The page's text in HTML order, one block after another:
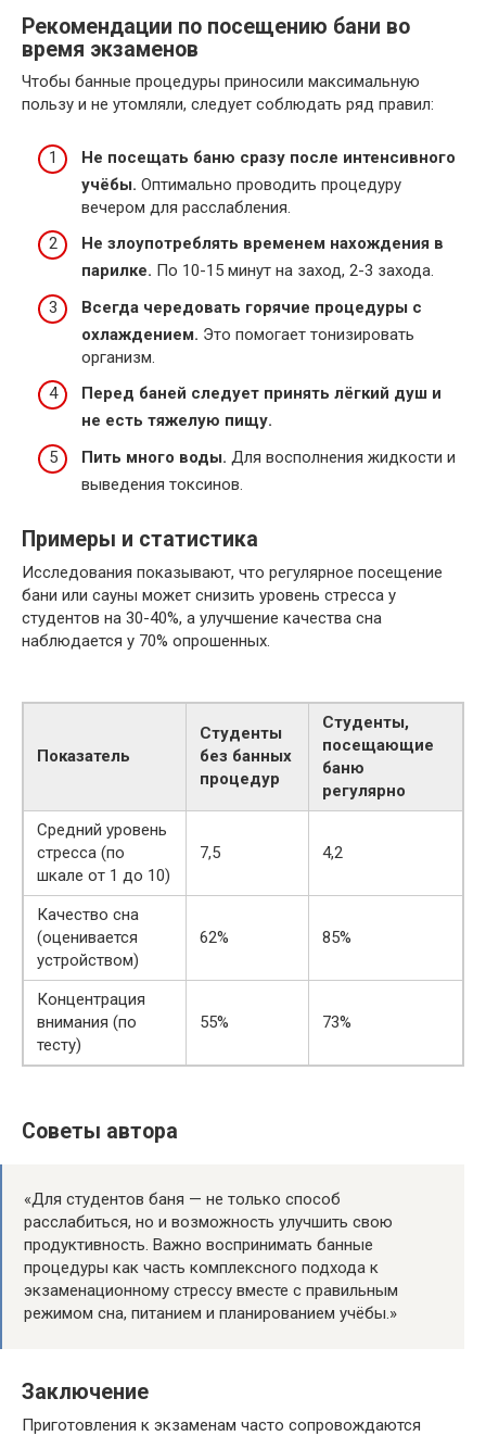
Рекомендации по посещению бани во
время экзаменов
Чтобы банные процедуры приносили максимальную
пользу и не утомляли, следует соблюдать ряд правил:
Не посещать баню сразу после интенсивного
учёбы. Оптимально проводить процедуру
вечером для расслабления.
Не злоупотреблять временем нахождения в
парилке. По 10-15 минут на заход, 2-3 захода.
Всегда чередовать горячие процедуры с
охлаждением. Это помогает тонизировать
организм.
Перед баней следует принять лёгкий душ и
не есть тяжелую пищу.
Пить много воды. Для восполнения жидкости и
выведения токсинов.
Примеры и статистика
Исследования показывают, что регулярное посещение
бани или сауны может снизить уровень стресса у
студентов на 30-40%, а улучшение качества сна
наблюдается у 70% опрошенных.
Показатель
Студенты
без банных
процедур
Студенты,
посещающие
баню
регулярно
Средний уровень
стресса (по
шкале от 1 до 10)
7,5 4,2
Качество сна
(оценивается
устройством)
62% 85%
Концентрация
внимания (по
тесту)
55% 73%
Советы автора
«Для студентов баня — не только способ
расслабиться, но и возможность улучшить свою
продуктивность. Важно воспринимать банные
процедуры как часть комплексного подхода к
экзаменационному стрессу вместе с правильным
режимом сна, питанием и планированием учёбы.»
Заключение
Приготовления к экзаменам часто сопровождаются